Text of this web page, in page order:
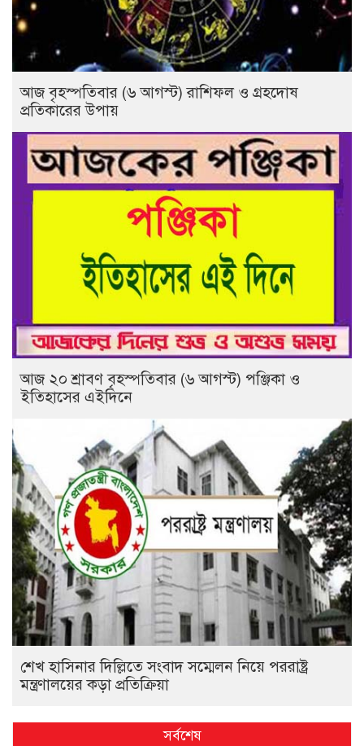
আজ বৃহস্পতিবার (৬ আগস্ট) রাশিফল ও গ্রহদোষ
প্রতিকারের উপায়
আজ ২০ শ্রাবণ বৃহস্পতিবার (৬ আগস্ট) পঞ্জিকা ও
ইতিহাসের এইদিনে
শেখ হাসিনার দিল্লিতে সংবাদ সম্মেলন নিয়ে পররাষ্ট্র
মন্ত্রণালয়ের কড়া প্রতিক্রিয়া
সর্বশেষ